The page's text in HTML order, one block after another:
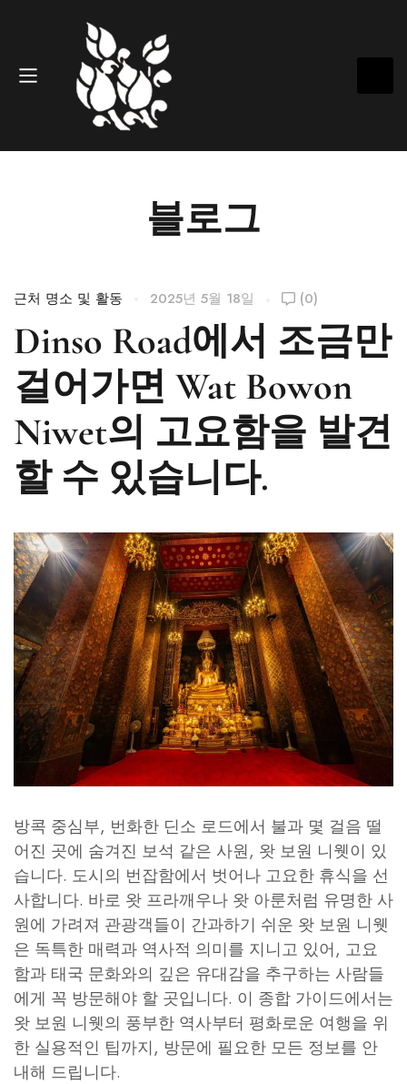
블로그
근처 명소 및 활동 2025년 5월 18일 (0)
Dinso Road에서 조금만
걸어가면 Wat Bowon
Niwet의 고요함을 발견
할 수 있습니다.
방콕 중심부, 번화한 딘소 로드에서 불과 몇 걸음 떨
어진 곳에 숨겨진 보석 같은 사원, 왓 보원 니웻이 있
습니다. 도시의 번잡함에서 벗어나 고요한 휴식을 선
사합니다. 바로 왓 프라깨우나 왓 아룬처럼 유명한 사
원에 가려져 관광객들이 간과하기 쉬운 왓 보원 니웻
은 독특한 매력과 역사적 의미를 지니고 있어, 고요
함과 태국 문화와의 깊은 유대감을 추구하는 사람들
에게 꼭 방문해야 할 곳입니다. 이 종합 가이드에서는
왓 보원 니웻의 풍부한 역사부터 평화로운 여행을 위
한 실용적인 팁까지, 방문에 필요한 모든 정보를 안
내해 드립니다.